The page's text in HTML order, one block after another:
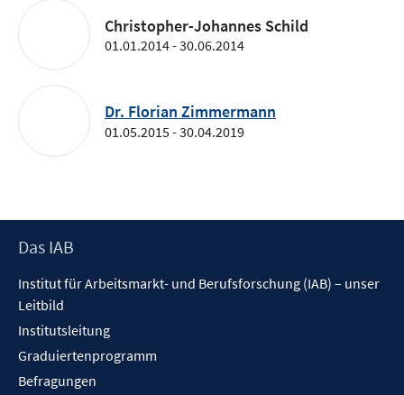
Christopher-Johannes Schild
01.01.2014 - 30.06.2014
Dr. Florian Zimmermann
01.05.2015 - 30.04.2019
Footer
Das IAB
Institut für Arbeitsmarkt- und Berufsforschung (IAB) – unser
Leitbild
Institutsleitung
Graduiertenprogramm
Befragungen